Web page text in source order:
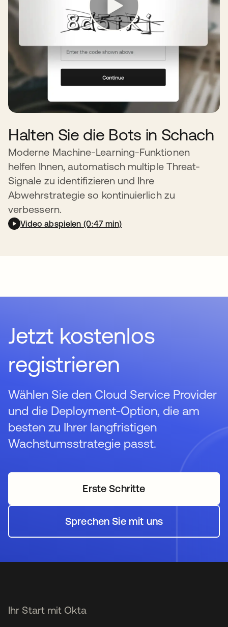
Halten Sie die Bots in Schach
Moderne Machine-Learning-Funktionen
helfen Ihnen, automatisch multiple Threat-
Signale zu identifizieren und Ihre
Abwehrstrategie so kontinuierlich zu
verbessern.
Video abspielen (0:47 min)
Jetzt kostenlos
registrieren
Wählen Sie den Cloud Service Provider
und die Deployment-Option, die am
besten zu Ihrer langfristigen
Wachstumsstrategie passt.
Erste Schrittewird in einer neuen
Sprechen Sie mit uns
wird in einer neuen
Ihr Start mit Okta